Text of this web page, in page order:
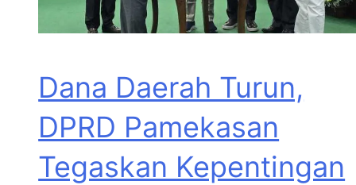
Dana Daerah Turun,
DPRD Pamekasan
Tegaskan Kepentingan